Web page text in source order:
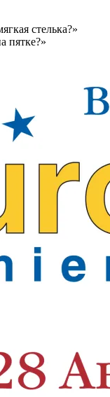
стелька?»
пятке?»